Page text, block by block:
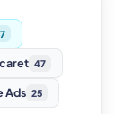
47
Ads 25